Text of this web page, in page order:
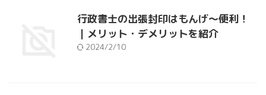
行政書士の出張封印はもんげ～便利！
｜メリット・デメリットを紹介
2024/2/10